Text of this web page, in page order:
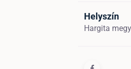
Helyszín
Hargita